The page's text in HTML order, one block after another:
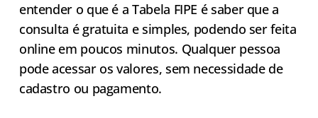
entender o que é a Tabela FIPE é saber que a
consulta é gratuita e simples, podendo ser feita
online em poucos minutos. Qualquer pessoa
pode acessar os valores, sem necessidade de
cadastro ou pagamento.